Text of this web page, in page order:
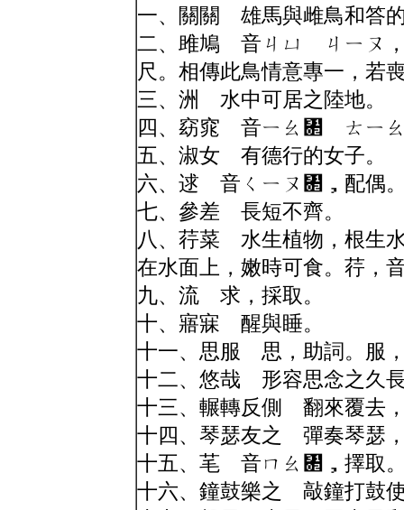
一、關關 雄馬與雌鳥和答
二、雎鳩 音ㄐㄩ ㄐㄧㄡ，
尺。相傳此鳥情意專一，若
三、洲 水中可居之陸地。
四、窈窕 音ㄧㄠ㄂ ㄊㄧㄠ
五、淑女 有德行的女子。
六、逑 音ㄑㄧㄡ㄂，配偶
七、參差 長短不齊。
八、荇菜 水生植物，根生
在水面上，嫩時可食。荇，
九、流 求，採取。
十、寤寐 醒與睡。
十一、思服 思，助詞。服
十二、悠哉 形容思念之久
十三、輾轉反側 翻來覆去
十四、琴瑟友之 彈奏琴瑟
十五、芼 音ㄇㄠ㄂，擇取
十六、鐘鼓樂之 敲鐘打鼓